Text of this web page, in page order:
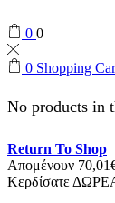
0 0
0 Shopping
No products in
Return To Shop
Απομένουν 70,01
Κερδίσατε